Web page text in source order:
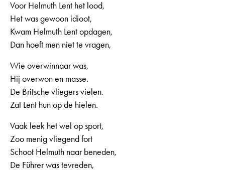
Voor Helmuth Lent het lood,
Het was gewoon idioot,
Kwam Helmuth Lent opdagen,
Dan hoeft men niet te vragen,
Wie overwinnaar was,
Hij overwon en masse.
De Britsche vliegers vielen.
Zat Lent hun op de hielen.
Vaak leek het wel op sport,
Zoo menig vliegend fort
Schoot Helmuth naar beneden,
De Führer was tevreden,